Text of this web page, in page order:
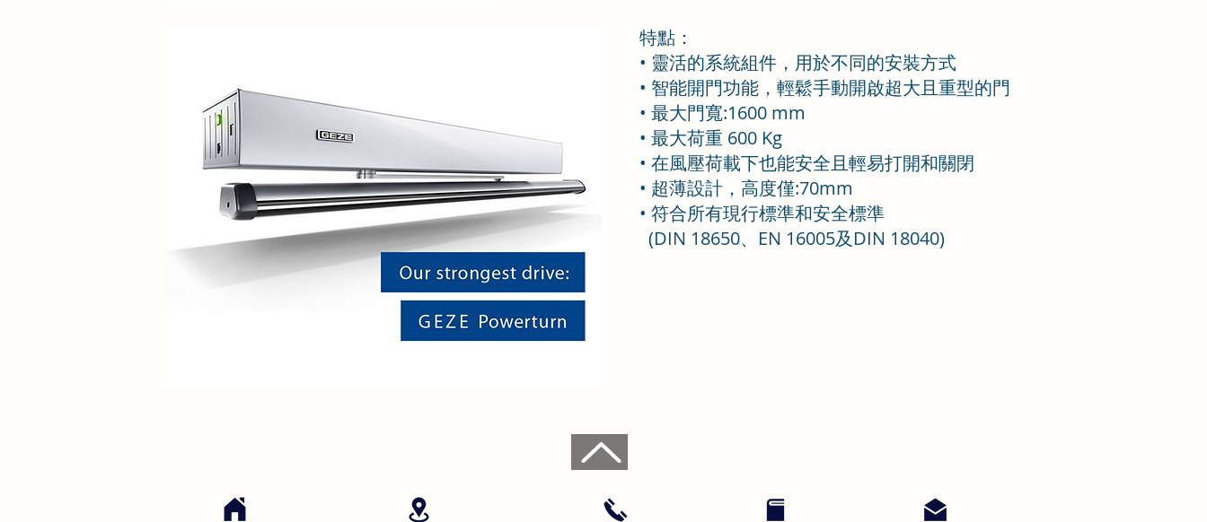
特點：
• 靈活的系統組件，用於不同的安裝方式
• 智能開門功能，輕鬆手動開啟超大且重型的門
• 最大門寬:1600 mm
• 最大荷重 600 Kg
• 在風壓荷載下也能安全且輕易打開和關閉
• 超薄設計，高度僅:70mm
• 符合所有現行標準和安全標準
(DIN 18650、EN 16005及DIN 18040)